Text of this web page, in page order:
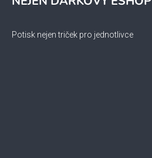
Potisk nejen triček pro jednotlivce